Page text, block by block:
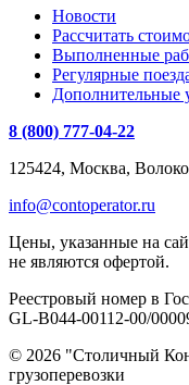
Новости
Рассчитать
Выполненные
Регулярные
Дополнительные
8 (800) 777-04-22
125424, Москва,
info@contoperator.ru
Цены, указанные на
не являются офертой.
Реестровый номер в
GL-B044-00112-00/
© 2026 "Столичный
грузоперевозки